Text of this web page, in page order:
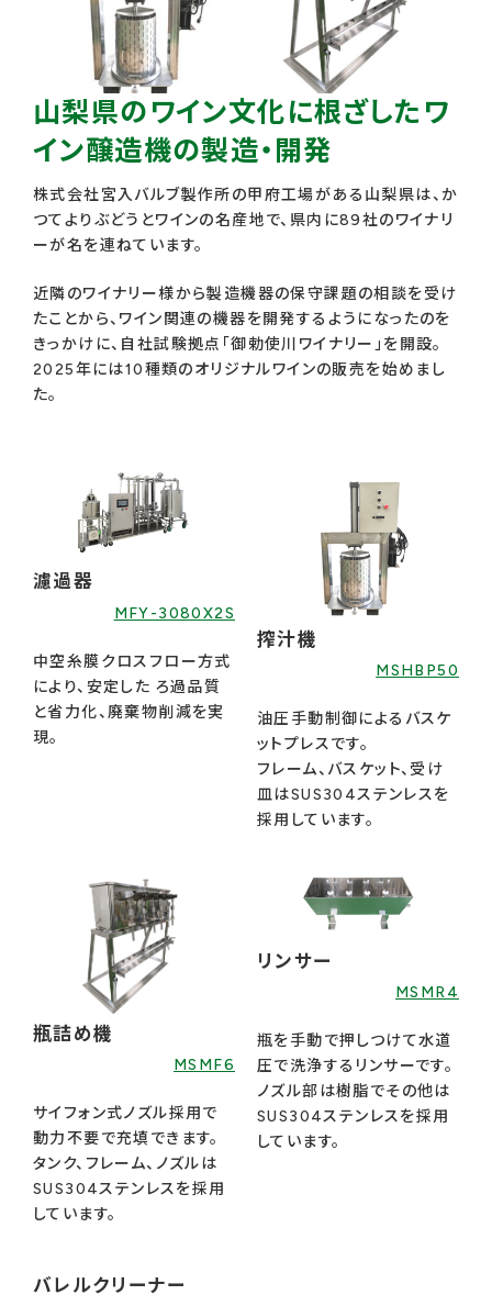
ン
ク
山梨県のワイン文化に根ざしたワ
イン醸造機の製造・開発
株式会社宮入バルブ製作所の甲府工場がある山梨県は、か
つてよりぶどうとワインの名産地で、県内に89社のワイナリ
ーが名を連ねています。
近隣のワイナリー様から製造機器の保守課題の相談を受け
たことから、ワイン関連の機器を開発するようになったのを
きっかけに、自社試験拠点「御勅使川ワイナリー」を開設。
2025年には10種類のオリジナルワインの販売を始めまし
た。
濾過器
MFY-3080X2S
中空糸膜クロスフロー方式
により、安定した ろ過品質
と省力化、廃棄物削減を実
現。
搾汁機
MSHBP50
油圧手動制御によるバスケ
ットプレスです。
フレーム、バスケット、受け
皿はSUS304ステンレスを
採用しています。
瓶詰め機
MSMF6
サイフォン式ノズル採用で
動力不要で充填できます。
タンク、フレーム、ノズルは
SUS304ステンレスを採用
しています。
リンサー
MSMR4
瓶を手動で押しつけて水道
圧で洗浄するリンサーです。
ノズル部は樹脂でその他は
SUS304ステンレスを採用
しています。
バレルクリーナー